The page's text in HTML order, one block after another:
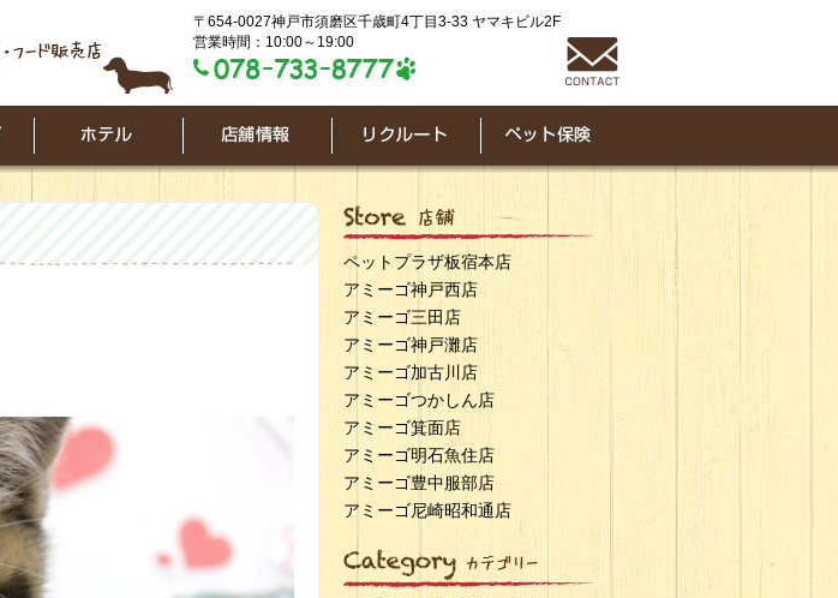
〒654-0027神戸市須磨区千歳町4丁目3-33 ヤマキビル2F
営業時間：10:00～19:00
ペットプラザ板宿本店
アミーゴ神戸西店
アミーゴ三田店
アミーゴ神戸灘店
アミーゴ加古川店
アミーゴつかしん店
アミーゴ箕面店
アミーゴ明石魚住店
アミーゴ豊中服部店
アミーゴ尼崎昭和通店